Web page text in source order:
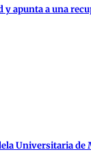
y apunta a una
Universitaria de